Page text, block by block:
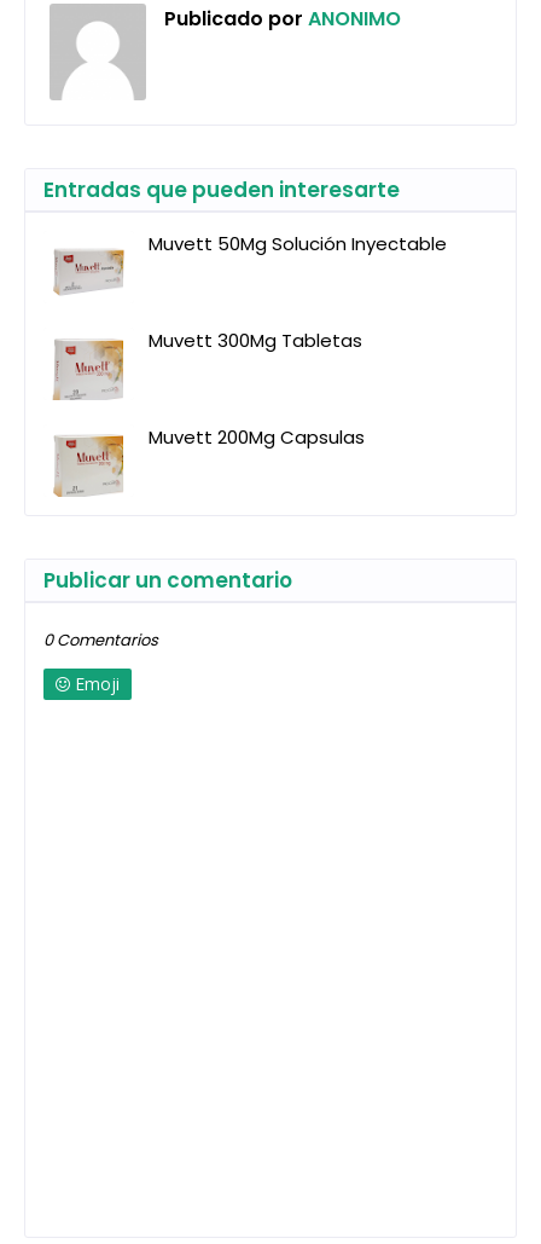
Publicado por ANONIMO
Entradas que pueden interesarte
Muvett 50Mg Solución Inyectable
Muvett 300Mg Tabletas
Muvett 200Mg Capsulas
Publicar un comentario
0 Comentarios
Emoji